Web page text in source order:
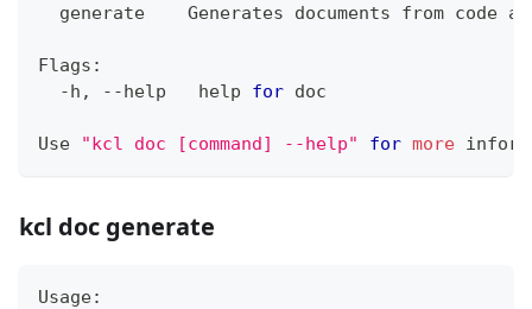
generate    Generates documents from code
Flags:
  -h, --help
help for doc
Use "kcl doc [command] --help" for more
kcl doc generate
Usage: